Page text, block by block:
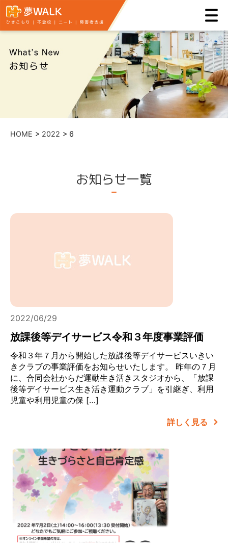
HOME 2022 6
お知らせ一覧
2022/06/29
放課後等デイサービス令和３年度事業評価
令和３年７月から開始した放課後等デイサービスいきい
きクラブの事業評価をお知らせいたします。 昨年の７月
に、合同会社からだ運動生き活きスタジオから、「放課
後等デイサービス生き活き運動クラブ」を引継ぎ、利用
児童や利用児童の保 […]
詳しく見る